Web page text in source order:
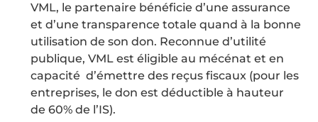
VML, le partenaire bénéficie d’une assurance
et d’une transparence totale quand à la bonne
utilisation de son don. Reconnue d’utilité
publique, VML est éligible au mécénat et en
capacité d’émettre des reçus fiscaux (pour les
entreprises, le don est déductible à hauteur
de 60% de l’IS).